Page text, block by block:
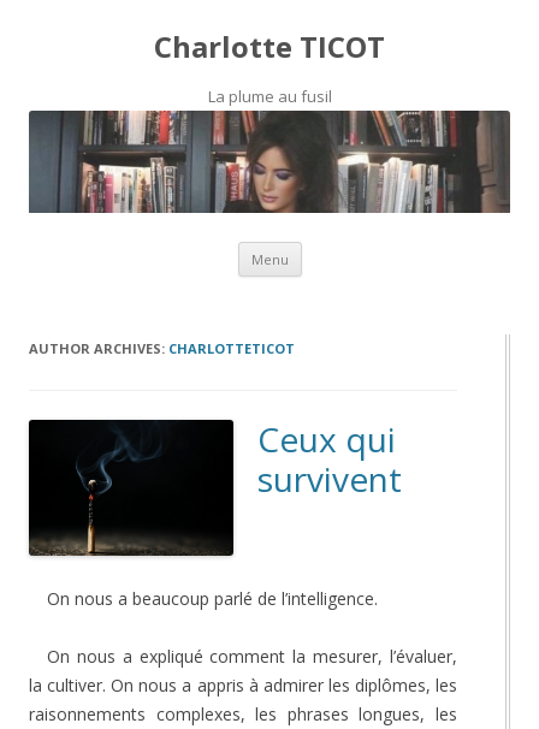
Charlotte TICOT
La plume au fusil
Menu Skip to content
AUTHOR ARCHIVES: CHARLOTTETICOT
Ceux qui
survivent
On nous a beaucoup parlé de l’intelligence.
On nous a expliqué comment la mesurer, l’évaluer,
la cultiver. On nous a appris à admirer les diplômes, les
raisonnements complexes, les phrases longues, les